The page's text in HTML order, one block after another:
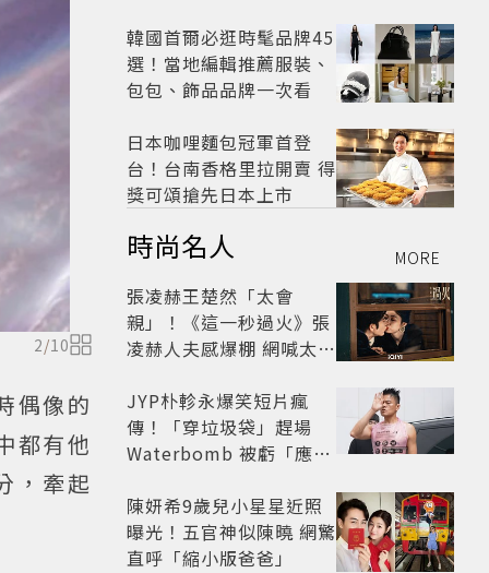
2/10
偶像的
都有他
，牽起
韓國首爾必逛時髦品牌45
選！當地編輯推薦服裝、
包包、飾品品牌一次看
日本咖哩麵包冠軍首登
台！台南香格里拉開賣 得
獎可頌搶先日本上市
時尚名人 MORE
張凌赫王楚然「太會
親」！《這一秒過火》張
凌赫人夫感爆棚 網喊太有
JYP朴軫永爆笑短片瘋
傳！「穿垃圾袋」趕場
Waterbomb 被虧「應該
陳妍希9歲兒小星星近照
曝光！五官神似陳曉 網驚
直呼「縮小版爸爸」